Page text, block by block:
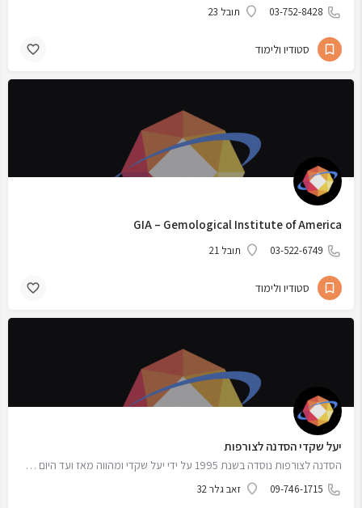
03-752-8428 תובל 23
סטודיו ולימוד
GIA – Gemological Institute of America
03-522-6749 תובל 21
סטודיו ולימוד
יעל שקדי הסדנה לצורפות
הסדנה לצורפות נוסדה בשנת 1995 על ידי יעל שקדי ומהווה מאז ועד היום את בית הספר המקצועי ביותר בארץ בתחום…
09-746-1715 זאב גלר 32